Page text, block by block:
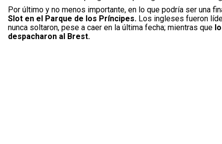
Por último y no menos importante, en lo que podría ser una
Slot en el Parque de los Príncipes. Los ingleses fueron
nunca soltaron, pese a caer en la última fecha; mientras que
despacharon al Brest.